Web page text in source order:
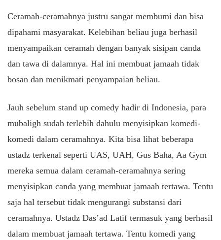
Ceramah-ceramahnya justru sangat membumi dan bisa
dipahami masyarakat. Kelebihan beliau juga berhasil
menyampaikan ceramah dengan banyak sisipan canda
dan tawa di dalamnya. Hal ini membuat jamaah tidak
bosan dan menikmati penyampaian beliau.
Jauh sebelum stand up comedy hadir di Indonesia, para
mubaligh sudah terlebih dahulu menyisipkan komedi-
komedi dalam ceramahnya. Kita bisa lihat beberapa
ustadz terkenal seperti UAS, UAH, Gus Baha, Aa Gym
mereka semua dalam ceramah-ceramahnya sering
menyisipkan canda yang membuat jamaah tertawa. Tentu
saja hal tersebut tidak mengurangi substansi dari
ceramahnya. Ustadz Das’ad Latif termasuk yang berhasil
dalam membuat jamaah tertawa. Tentu komedi yang